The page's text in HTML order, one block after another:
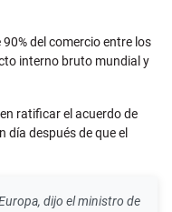
del comercio entre los
interno bruto mundial y
en ratificar el acuerdo de
día después de que el
dijo el ministro de